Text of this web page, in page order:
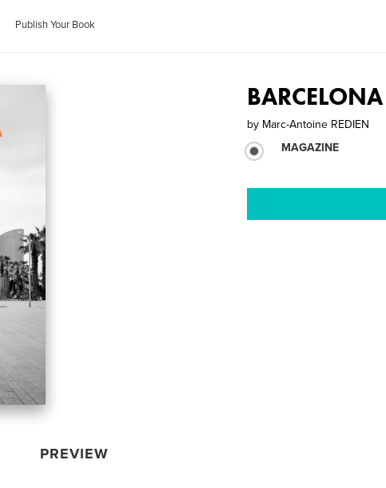
Publish Your Book
PREVIEW
BARCELONA
by Marc-Antoine REDIEN
MAGAZINE